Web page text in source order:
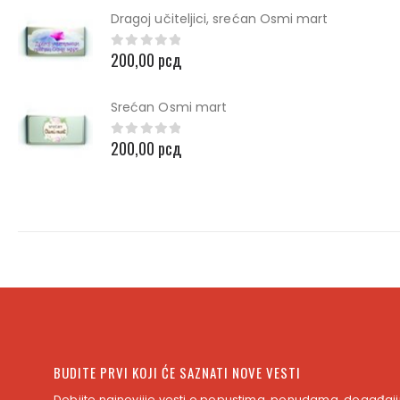
Dragoj učiteljici, srećan Osmi mart
0out of 5
200,00 рсд
Srećan Osmi mart
0out of 5
200,00 рсд
BUDITE PRVI KOJI ĆE SAZNATI NOVE VESTI